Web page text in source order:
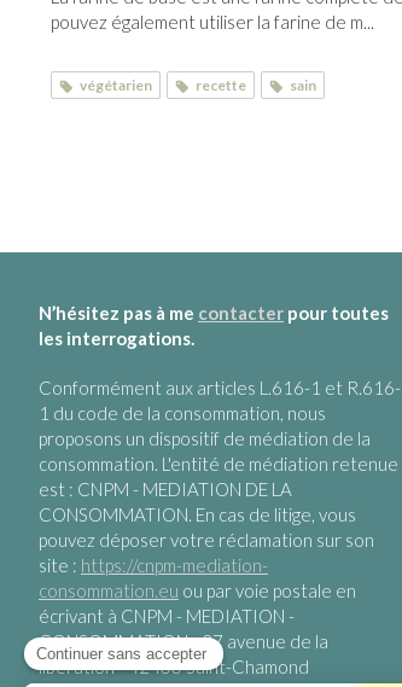
pouvez également utiliser la farine de m...
végétarien recette sain
N’hésitez pas à me contacter pour toutes
les interrogations.
Conformément aux articles L.616-1 et R.616-
1 du code de la consommation, nous
proposons un dispositif de médiation de la
consommation. L'entité de médiation retenue
est : CNPM - MEDIATION DE LA
CONSOMMATION. En cas de litige, vous
pouvez déposer votre réclamation sur son
site : https://cnpm-mediation-
consommation.eu ou par voie postale en
écrivant à CNPM - MEDIATION -
CONSOMMATION - 27 avenue de la
libération - 42400 Saint-Chamond